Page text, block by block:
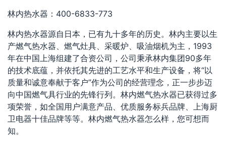
林内热水器：400-6833-773
林内热水器源自日本，已有九十多年的历史。林内主要以生
产燃气热水器、燃气灶具、采暖炉、吸油烟机为主，1993
年在中国上海组建了合资公司，公司秉承林内集团90多年
的技术底蕴，并依托其先进的工艺水平和生产设备，将“以
质量和诚意奉献于客户”作为公司的经营理念，正一步步迈
向中国燃气具行业的先锋行列。林内燃气热水器已获得过多
项荣誉，如全国用户满意产品、优质服务标兵品牌、上海厨
卫电器十佳品牌等等。林内燃气热水器怎么样，您可想而
知。